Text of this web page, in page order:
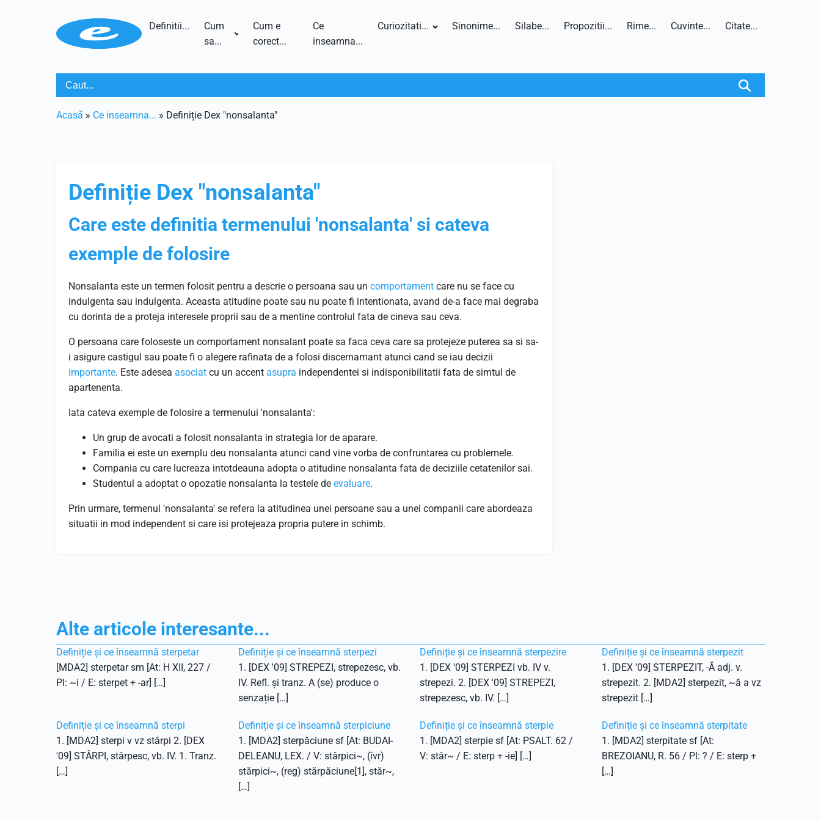
Definitii...
Cum
sa...
Cum e
corect...
Ce
inseamna...
Curiozitati... Sinonime... Silabe... Propozitii... Rime... Cuvinte... Citate...
Acasã » Ce inseamna... » Definiție Dex "nonsalanta"
Definiție Dex "nonsalanta"
Care este definitia termenului 'nonsalanta' si cateva
exemple de folosire
Nonsalanta este un termen folosit pentru a descrie o persoana sau un comportament care nu se face cu
indulgenta sau indulgenta. Aceasta atitudine poate sau nu poate fi intentionata, avand de-a face mai degraba
cu dorinta de a proteja interesele proprii sau de a mentine controlul fata de cineva sau ceva.
O persoana care foloseste un comportament nonsalant poate sa faca ceva care sa protejeze puterea sa si sa-
i asigure castigul sau poate fi o alegere rafinata de a folosi discernamant atunci cand se iau decizii
importante. Este adesea asociat cu un accent asupra independentei si indisponibilitatii fata de simtul de
apartenenta.
Iata cateva exemple de folosire a termenului 'nonsalanta':
Un grup de avocati a folosit nonsalanta in strategia lor de aparare.
Familia ei este un exemplu deu nonsalanta atunci cand vine vorba de confruntarea cu problemele.
Compania cu care lucreaza intotdeauna adopta o atitudine nonsalanta fata de deciziile cetatenilor sai.
Studentul a adoptat o opozatie nonsalanta la testele de evaluare.
Prin urmare, termenul 'nonsalanta' se refera la atitudinea unei persoane sau a unei companii care abordeaza
situatii in mod independent si care isi protejeaza propria putere in schimb.
Alte articole interesante...
Definiție și ce înseamnă sterpetar
[MDA2] sterpetar sm [At: H XII, 227 /
Pl: ~i / E: sterpet + -ar] […]
Definiție și ce înseamnă sterpezi
1. [DEX '09] STREPEZI, strepezesc, vb.
IV. Refl. și tranz. A (se) produce o
senzație […]
Definiție și ce înseamnă sterpezire
1. [DEX '09] STERPEZI vb. IV v.
strepezi. 2. [DEX '09] STREPEZI,
strepezesc, vb. IV. […]
Definiție și ce înseamnă sterpezit
1. [DEX '09] STERPEZIT, -Ă adj. v.
strepezit. 2. [MDA2] sterpezit, ~ă a vz
strepezit […]
Definiție și ce înseamnă sterpi
1. [MDA2] sterpi v vz stârpi 2. [DEX
'09] STÂRPI, stârpesc, vb. IV. 1. Tranz.
[…]
Definiție și ce înseamnă sterpiciune
1. [MDA2] sterpăciune sf [At: BUDAI-
DELEANU, LEX. / V: stârpici~, (îvr)
stărpici~, (reg) stărpăciune[1], stăr~,
[…]
Definiție și ce înseamnă sterpie
1. [MDA2] sterpie sf [At: PSALT. 62 /
V: stâr~ / E: sterp + -ie] […]
Definiție și ce înseamnă sterpitate
1. [MDA2] sterpitate sf [At:
BREZOIANU, R. 56 / Pl: ? / E: sterp +
[…]